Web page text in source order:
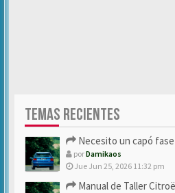
TEMAS RECIENTES
Necesito un capó
porDamikaos
Jue Jun 25, 2026 11:32 pm
Manual de Taller